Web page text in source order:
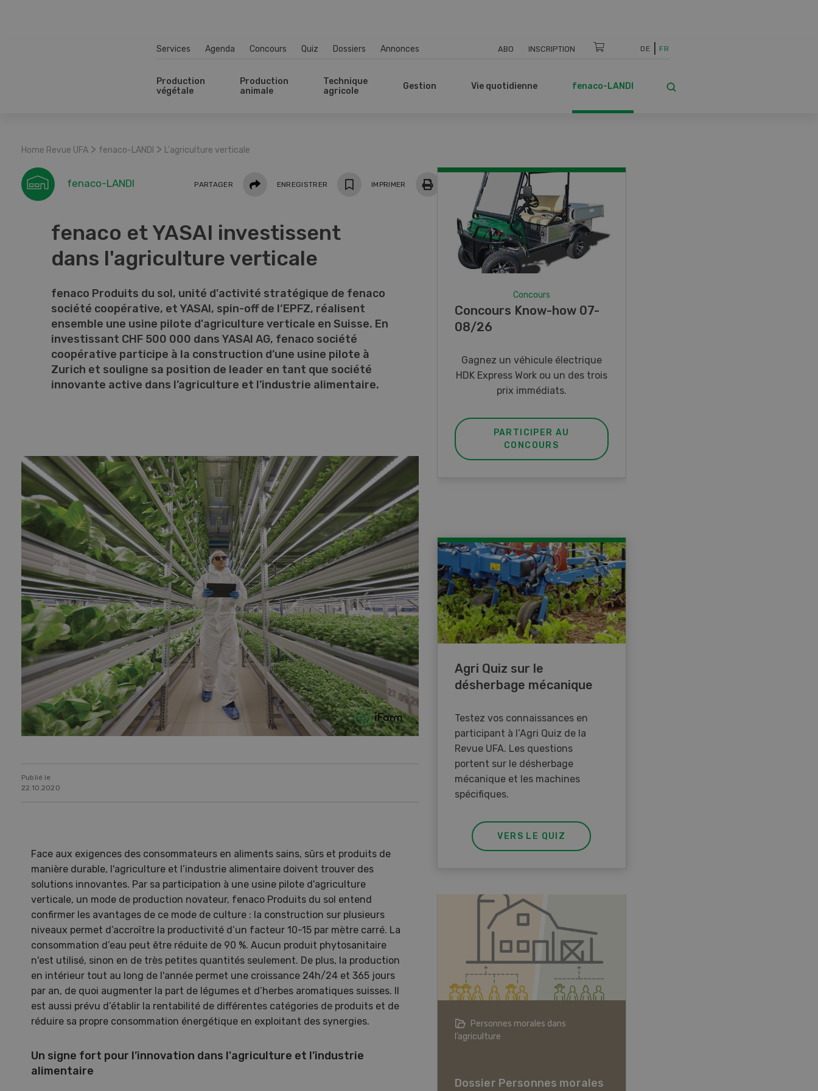
Services Agenda Concours Quiz Dossiers Annonces ABO INSCRIPTION DE FR
Production
végétale
Production
animale
Technique
agricole
Gestion Vie quotidienne fenaco-LANDI
Home Revue UFA > fenaco-LANDI > L'agriculture verticale
fenaco-LANDI PARTAGER PartagerENREGISTRER IMPRIMER
fenaco et YASAI investissent
dans l'agriculture verticale
fenaco Produits du sol, unité d'activité stratégique de fenaco
société coopérative, et YASAI, spin-off de l‘EPFZ, réalisent
ensemble une usine pilote d'agriculture verticale en Suisse. En
investissant CHF 500 000 dans YASAI AG, fenaco société
coopérative participe à la construction d’une usine pilote à
Zurich et souligne sa position de leader en tant que société
innovante active dans l’agriculture et l’industrie alimentaire.
Publié le
22.10.2020
Face aux exigences des consommateurs en aliments sains, sûrs et produits de
manière durable, l'agriculture et l’industrie alimentaire doivent trouver des
solutions innovantes. Par sa participation à une usine pilote d'agriculture
verticale, un mode de production novateur, fenaco Produits du sol entend
confirmer les avantages de ce mode de culture : la construction sur plusieurs
niveaux permet d’accroître la productivité d’un facteur 10-15 par mètre carré. La
consommation d’eau peut être réduite de 90 %. Aucun produit phytosanitaire
n'est utilisé, sinon en de très petites quantités seulement. De plus, la production
en intérieur tout au long de l'année permet une croissance 24h/24 et 365 jours
par an, de quoi augmenter la part de légumes et d’herbes aromatiques suisses. Il
est aussi prévu d’établir la rentabilité de différentes catégories de produits et de
réduire sa propre consommation énergétique en exploitant des synergies.
Un signe fort pour l’innovation dans l'agriculture et l’industrie
alimentaire
Concours
Concours Know-how 07-
08/26
Gagnez un véhicule électrique
HDK Express Work ou un des trois
prix immédiats.
PARTICIPER AU
CONCOURS
Agri Quiz sur le
désherbage mécanique
Testez vos connaissances en
participant à l’Agri Quiz de la
Revue UFA. Les questions
portent sur le désherbage
mécanique et les machines
spécifiques.
VERS LE QUIZ
Une ferme entre de nouvelles
L’agriculture à l’ère du changement
Dossier L’agriculture à l’ère
Personnes morales dans
l’agriculture
Dossier Personnes morales